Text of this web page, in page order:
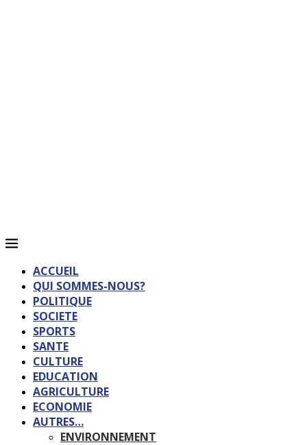
ACCUEIL
QUI SOMMES-NOUS?
POLITIQUE
SOCIETE
SPORTS
SANTE
CULTURE
EDUCATION
AGRICULTURE
ECONOMIE
AUTRES…
ENVIRONNEMENT